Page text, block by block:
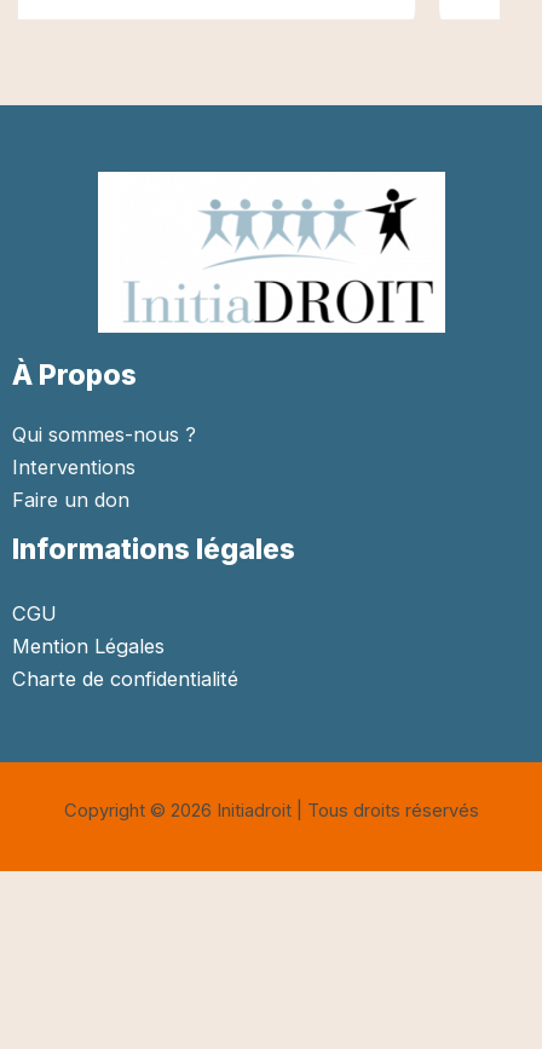
À Propos
Qui sommes-nous ?
Interventions
Faire un don
Informations légales
CGU
Mention Légales
Charte de confidentialité
Copyright © 2026 Initiadroit | Tous droits réservés